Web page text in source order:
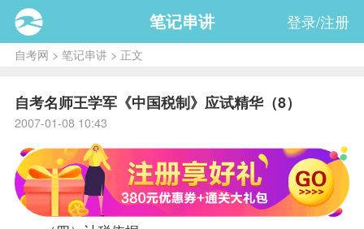
笔记串讲 登录/注册
自考网 > 笔记串讲> 正文
自考名师王学军《中国税制》应试精华（8）
2007-01-08 10:43